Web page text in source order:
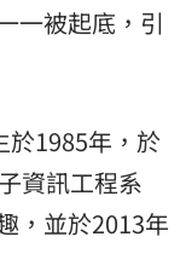
一被起底，引
於1985年，於
資訊工程系
，並於2013年